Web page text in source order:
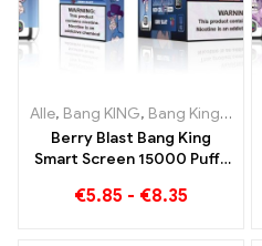
Alle, Bang KING, Bang King Smart Screen 15000 Puff
Berry Blast Bang King
Smart Screen 15000 Puffs
neuen Generation
€5.85 - €8.35